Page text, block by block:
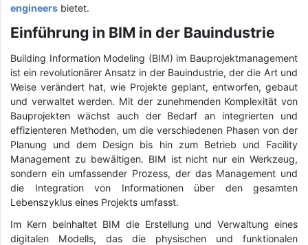
engineers bietet.
Einführung in BIM in der Bauindustrie
Building Information Modeling (BIM) im Bauprojektmanagement
ist ein revolutionärer Ansatz in der Bauindustrie, der die Art und
Weise verändert hat, wie Projekte geplant, entworfen, gebaut
und verwaltet werden. Mit der zunehmenden Komplexität von
Bauprojekten wächst auch der Bedarf an integrierten und
effizienteren Methoden, um die verschiedenen Phasen von der
Planung und dem Design bis hin zum Betrieb und Facility
Management zu bewältigen. BIM ist nicht nur ein Werkzeug,
sondern ein umfassender Prozess, der das Management und
die Integration von Informationen über den gesamten
Lebenszyklus eines Projekts umfasst.
Im Kern beinhaltet BIM die Erstellung und Verwaltung eines
digitalen Modells, das die physischen und funktionalen